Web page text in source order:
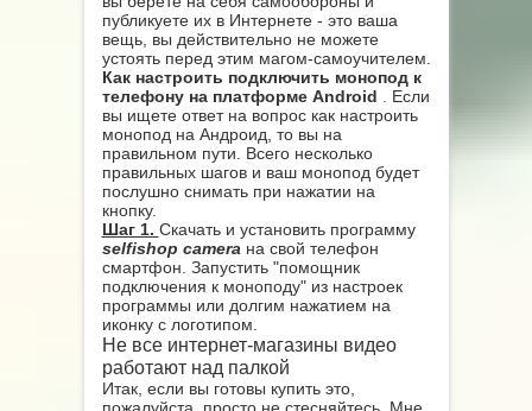
публикуете их в Интернете - это ваша
вещь, вы действительно не можете
устоять перед этим магом-самоучителем.
Как настроить подключить монопод к
телефону на платформе Android
. Если
вы ищете ответ на вопрос как настроить
монопод на Андроид, то вы на
правильном пути. Всего несколько
правильных шагов и ваш монопод будет
послушно снимать при нажатии на
кнопку.
Шаг 1. Скачать и установить программу
selfishop camera на свой телефон
смартфон. Запустить "помощник
подключения к моноподу" из настроек
программы или долгим нажатием на
иконку с логотипом.
Не все интернет-магазины видео
работают над палкой
Итак, если вы готовы купить это,